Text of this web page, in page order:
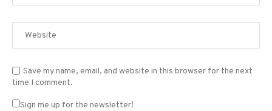
Save my name, email, and website in this browser for the next
time I comment.
Sign me up for the newsletter!